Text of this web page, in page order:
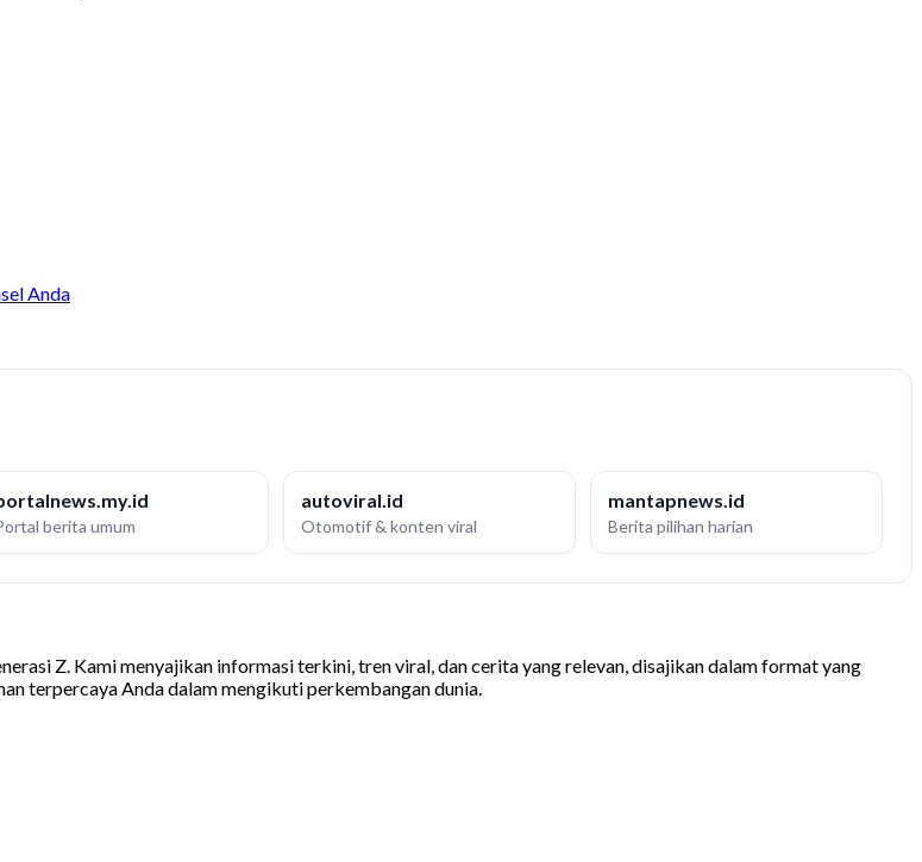
Anda
berita umum
autoviral.id
Otomotif & konten viral
mantapnews.id
Berita pilihan harian
Z. Kami menyajikan informasi terkini, tren viral, dan cerita yang relevan, disajikan dalam format yang
terpercaya Anda dalam mengikuti perkembangan dunia.